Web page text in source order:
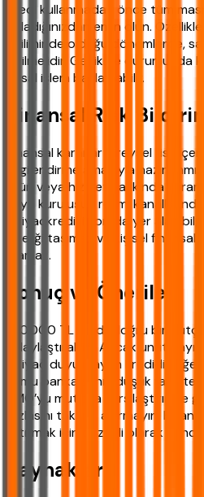
Kredi kullanmadan önce tüm
anladığınızdan emin olun.
eğiliminde olduğu dönemlerde,
edilmelidir. Gecikme
yasal işlem başlatılabilir.
Finansal Risk
Finansal kararlar bireysel risk
bilgilendirme amacıyla
ürün veya hizmet hakkında
veya kuruluşun resmi
ihtiyackredisi.com'da yer alan
niteliği taşımaz ve kişisel finansal
olamaz.
Sonuç ve Öneriler
100.000 TL kredi, doğru bir bütçe
kolaylaştırabilir. Ancak
ihtiyaç duyulmayan kredidir.
kamu bankalarının düşük faizli
YMO’yu mutlaka karşılaştırın ve
fazlasını taksite ayırmayın.
artırmak için düzenli olarak
Kaynaklar